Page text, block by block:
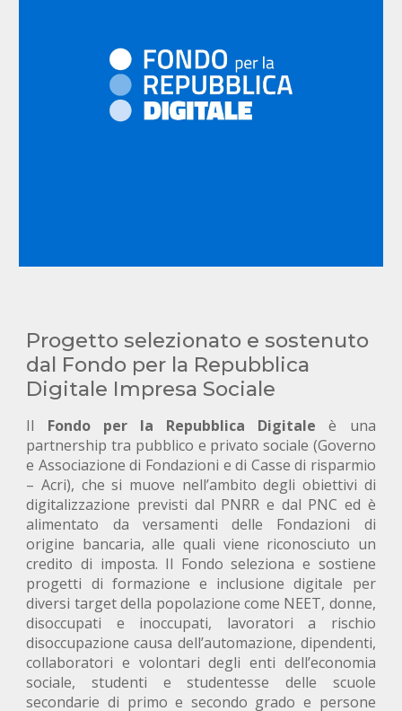
Progetto selezionato e sostenuto
dal Fondo per la Repubblica
Digitale Impresa Sociale
Il Fondo per la Repubblica Digitale è una
partnership tra pubblico e privato sociale (Governo
e Associazione di Fondazioni e di Casse di risparmio
– Acri), che si muove nell’ambito degli obiettivi di
digitalizzazione previsti dal PNRR e dal PNC ed è
alimentato da versamenti delle Fondazioni di
origine bancaria, alle quali viene riconosciuto un
credito di imposta. Il Fondo seleziona e sostiene
progetti di formazione e inclusione digitale per
diversi target della popolazione come NEET, donne,
disoccupati e inoccupati, lavoratori a rischio
disoccupazione causa dell’automazione, dipendenti,
collaboratori e volontari degli enti dell’economia
sociale, studenti e studentesse delle scuole
secondarie di primo e secondo grado e persone